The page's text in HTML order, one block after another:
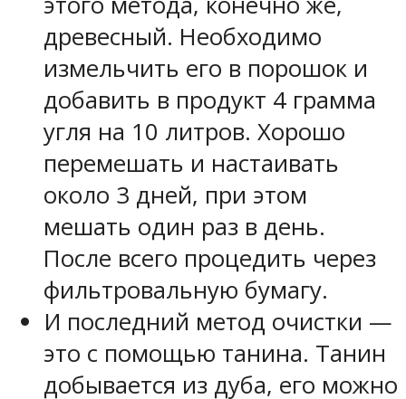
древесный. Необходимо
измельчить его в порошок и
добавить в продукт 4 грамма
угля на 10 литров. Хорошо
перемешать и настаивать
около 3 дней, при этом
мешать один раз в день.
После всего процедить через
фильтровальную бумагу.
И последний метод очистки —
это с помощью танина. Танин
добывается из дуба, его можно